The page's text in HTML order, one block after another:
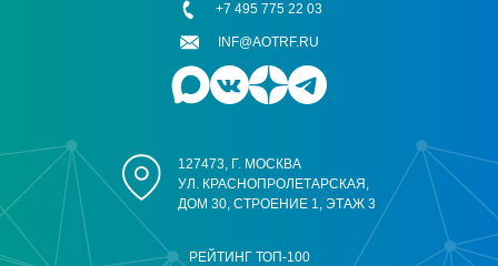
РЕЙТИНГ ТОП-100
127473, Г. МОСКВА
УЛ. КРАСНОПРОЛЕТАРСКАЯ,
ДОМ 30, СТРОЕНИЕ 1, ЭТАЖ 3
+7 495 775 22 03
INF@AOTRF.RU